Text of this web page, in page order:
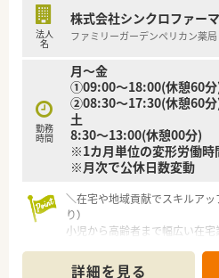
【勤務実態について】
■お休みは完全週休2日制が導
■残業代の支給は1分単位で計
の成果がしっかりと給与に反映
■他店舗へのヘルプ業務は基本
店舗での業務にじっくりと腰を
法人
名
株式会社シンクロファー
ファミリーガーデンペリカン薬
勤務
時間
月～金
①09:00〜18:00(休憩60
②08:30〜17:30(休憩60
土
8:30〜13:00(休憩00分)
※1カ月単位の変形労働時
※月次で公休日数変動
＼在宅や地域貢献でスキルアッ
り）
小児から高齢者まで幅広い在
域医療の経験を積みたい方を応
詳細を見る